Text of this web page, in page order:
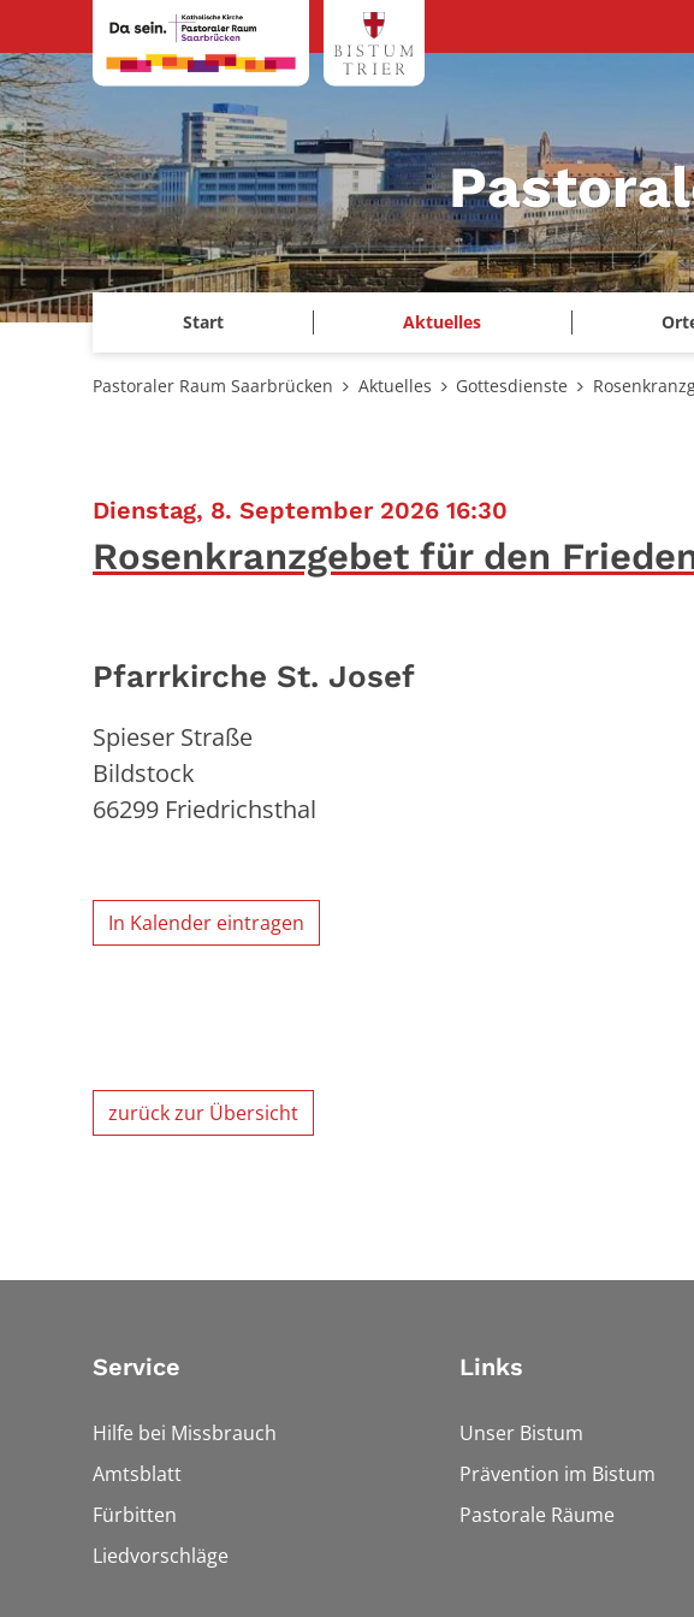
Zum Inhalt springen
Start Aktuelles
Pastoraler Raum Saarbrücken Aktuelles Gottesdienste
Dienstag, 8. September 2026 16:30
Rosenkranzgebet für den
Pfarrkirche St. Josef
Spieser Straße
Bildstock
66299 Friedrichsthal
In Kalender eintragen
zurück zur Übersicht
Service
Hilfe bei Missbrauch
Amtsblatt
Fürbitten
Liedvorschläge
Links
Unser Bistum
Prävention im Bistum
Pastorale Räume